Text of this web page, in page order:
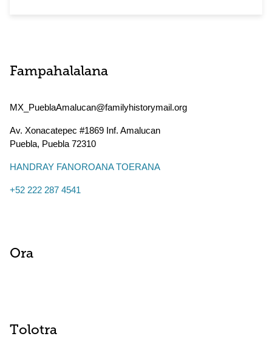
Fampahalalana
MX_PueblaAmalucan@familyhistorymail.org
Av. Xonacatepec #1869 Inf. Amalucan
Puebla, Puebla 72310
HANDRAY FANOROANA TOERANA
+52 222 287 4541
Ora
Tolotra